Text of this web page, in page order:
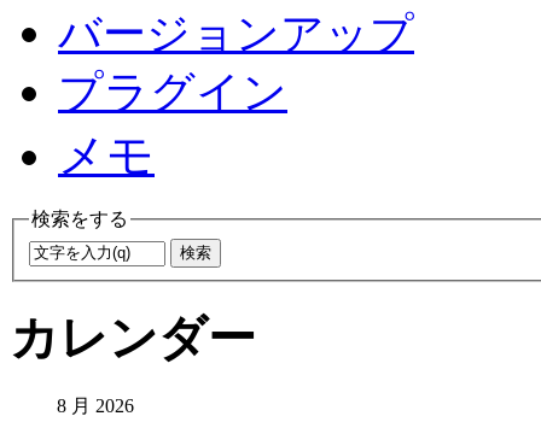
バージョンアップ
プラグイン
メモ
検索をする
カレンダー
8 月 2026